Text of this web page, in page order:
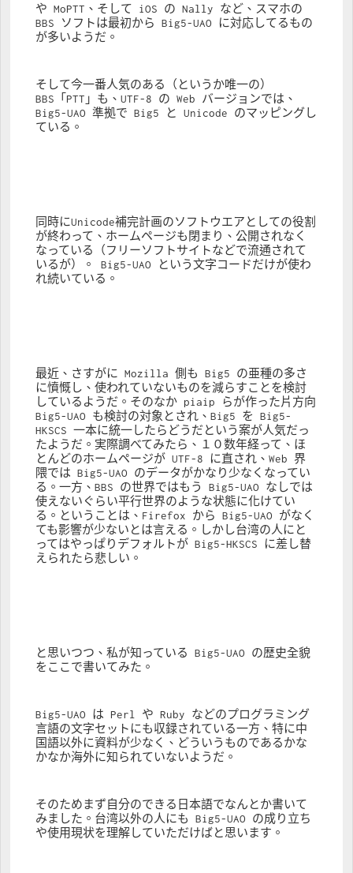
や MoPTT、そして iOS の Nally など、スマホの
BBS ソフトは最初から Big5-UAO に対応してるもの
が多いようだ。
そして今一番人気のある（というか唯一の）
BBS「PTT」も、UTF-8 の Web バージョンでは、
Big5-UAO 準拠で Big5 と Unicode のマッピングし
ている。
同時にUnicode補完計画のソフトウエアとしての役割
が終わって、ホームページも閉まり、公開されなく
なっている（フリーソフトサイトなどで流通されて
いるが）。 Big5-UAO という文字コードだけが使わ
れ続いている。
最近、さすがに Mozilla 側も Big5 の亜種の多さ
に憤慨し、使われていないものを減らすことを検討
しているようだ。そのなか piaip らが作った片方向
Big5-UAO も検討の対象とされ、Big5 を Big5-
HKSCS 一本に統一したらどうだという案が人気だっ
たようだ。実際調べてみたら、１０数年経って、ほ
とんどのホームページが UTF-8 に直され、Web 界
隈では Big5-UAO のデータがかなり少なくなってい
る。一方、BBS の世界ではもう Big5-UAO なしでは
使えないぐらい平行世界のような状態に化けてい
る。ということは、Firefox から Big5-UAO がなく
ても影響が少ないとは言える。しかし台湾の人にと
ってはやっぱりデフォルトが Big5-HKSCS に差し替
えられたら悲しい。
と思いつつ、私が知っている Big5-UAO の歴史全貌
をここで書いてみた。
Big5-UAO は Perl や Ruby などのプログラミング
言語の文字セットにも収録されている一方、特に中
国語以外に資料が少なく、どういうものであるかな
かなか海外に知られていないようだ。
そのためまず自分のできる日本語でなんとか書いて
みました。台湾以外の人にも Big5-UAO の成り立ち
や使用現状を理解していただけばと思います。